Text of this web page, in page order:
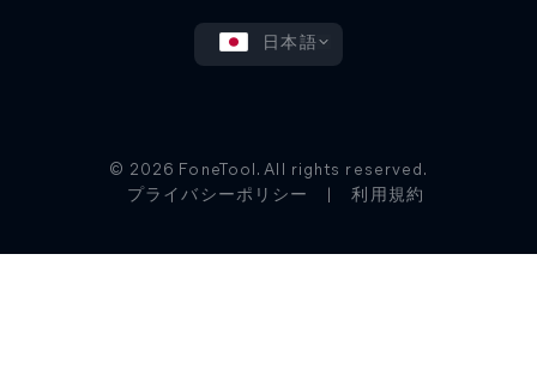
日本語
© 2026 FoneTool. All rights reserved.
プライバシーポリシー
利用規約